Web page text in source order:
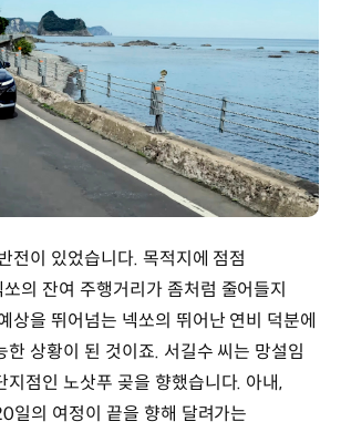
전이 있었습니다. 목적지에 점점
의 잔여 주행거리가 좀처럼 줄어들지
상을 뛰어넘는 넥쏘의 뛰어난 연비 덕분에
한 상황이 된 것이죠. 서길수 씨는 망설임
지점인 노삿푸 곶을 향했습니다. 아내,
일의 여정이 끝을 향해 달려가는